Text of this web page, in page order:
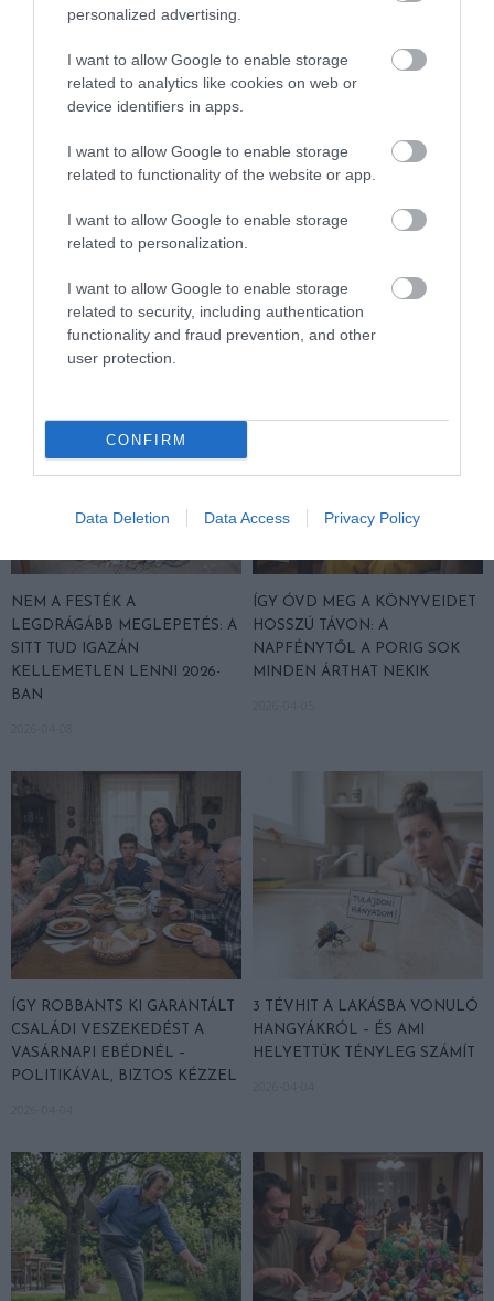
personalized advertising.
I want to allow Google to enable storage
related to analytics like cookies on web or
device identifiers in apps.
I want to allow Google to enable storage
related to functionality of the website or app.
I want to allow Google to enable storage
related to personalization.
I want to allow Google to enable storage
related to security, including authentication
functionality and fraud prevention, and other
user protection.
CONFIRM
Data Deletion Data Access Privacy Policy
VISSZATÉR A NAGYMAMÁK
VIRÁGOS KERTJE – CSAK MOST
TRENDNEK HÍVJUK
A RENDRAKÁSI MÓDSZER,
NEM A FESTÉK A
LEGDRÁGÁBB MEGLEPETÉS: A
SITT TUD IGAZÁN
KELLEMETLEN LENNI 2026-
BAN
ÍGY ÓVD MEG A KÖNYVEIDET
HOSSZÚ TÁVON: A
NAPFÉNYTŐL A PORIG SOK
MINDEN ÁRTHAT NEKIK
ÍGY ROBBANTS KI GARANTÁLT
CSALÁDI VESZEKEDÉST A
VASÁRNAPI EBÉDNÉL –
POLITIKÁVAL, BIZTOS KÉZZEL
3 TÉVHIT A LAKÁSBA VONULÓ
HANGYÁKRÓL – ÉS AMI
HELYETTÜK TÉNYLEG SZÁMÍT